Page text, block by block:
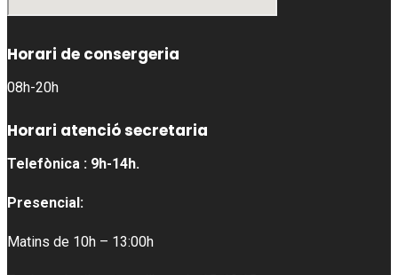
Horari de consergeria
08h-20h
Horari atenció secretaria
Telefònica : 9h-14h.
Presencial:
Matins de 10h – 13:00h